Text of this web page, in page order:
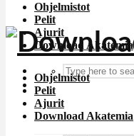
Ohjelmistot
Pelit
Ajurit
Download Akatemia
Ohjelmistot
Pelit
Ajurit
Download Akatemia